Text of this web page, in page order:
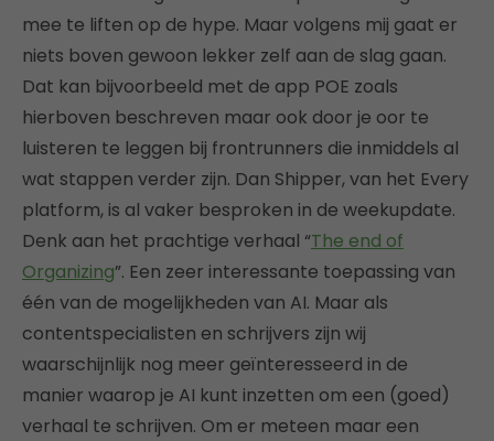
mee te liften op de hype. Maar volgens mij gaat er
niets boven gewoon lekker zelf aan de slag gaan.
Dat kan bijvoorbeeld met de app POE zoals
hierboven beschreven maar ook door je oor te
luisteren te leggen bij frontrunners die inmiddels al
wat stappen verder zijn. Dan Shipper, van het Every
platform, is al vaker besproken in de weekupdate.
Denk aan het prachtige verhaal “The end of
Organizing”. Een zeer interessante toepassing van
één van de mogelijkheden van AI. Maar als
contentspecialisten en schrijvers zijn wij
waarschijnlijk nog meer geïnteresseerd in de
manier waarop je AI kunt inzetten om een (goed)
verhaal te schrijven. Om er meteen maar een